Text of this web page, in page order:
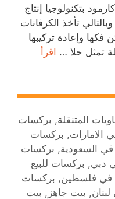
بتكنولوجيا إنتاج
تأخذ الكرفانات
فكها وإعادة تركيبها
تمثل حلا … اقرأ
المتنقلة, بركسات
الامارات, بركسات
في السعودية, بركسات
دبي, بركسات للبيع
في فلسطين, بركسات
, بيت جاهز , بيت